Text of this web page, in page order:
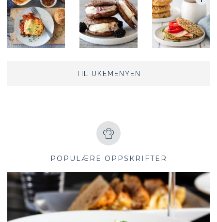
TIL UKEMENYEN
POPULÆRE OPPSKRIFTER